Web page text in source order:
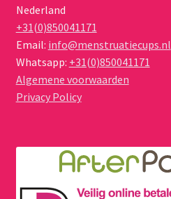
Nederland
+31(0)850041171
Email: info@menstruatiecups.nl
Whatsapp: +31(0)850041171
Algemene voorwaarden
Privacy Policy